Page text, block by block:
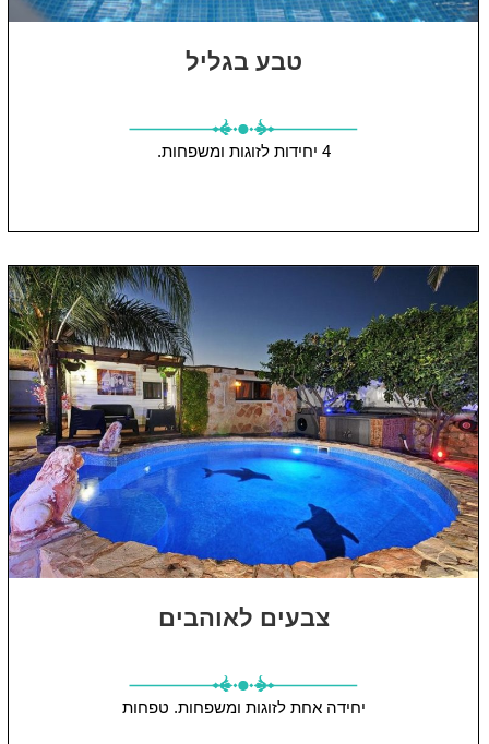
טבע בגליל
4 יחידות לזוגות ומשפחות.
צבעים לאוהבים
יחידה אחת לזוגות ומשפחות. טפחות